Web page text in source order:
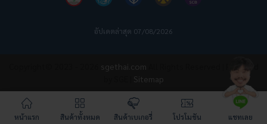
อัปเดตล่าสุด 07/08/2026
sgethai.com All Rights Reserved | Powered
Sitemap
หน้าแรก สินค้าทั้งหมด สินค้าเบเกอรี่ โปรโมชัน แชทเลย